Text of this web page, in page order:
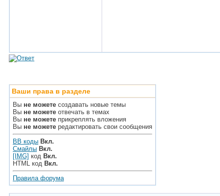
Ваши права в разделе
Вы не можете создавать новые темы
Вы не можете отвечать в темах
Вы не можете прикреплять вложения
Вы не можете редактировать свои сообщения
BB коды Вкл.
Смайлы Вкл.
[IMG] код Вкл.
HTML код Вкл.
Правила форума